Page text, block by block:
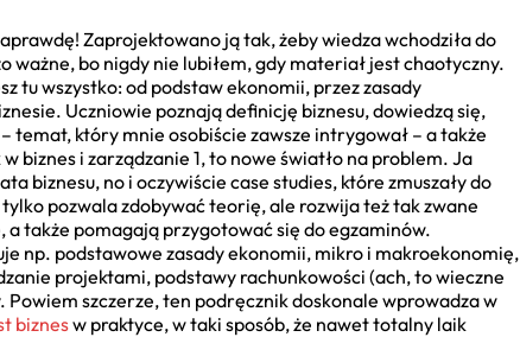
Zaprojektowano ją tak, żeby wiedza wchodziła do
ważne, bo nigdy nie lubiłem, gdy materiał jest chaotyczny.
tu wszystko: od podstaw ekonomii, przez zasady
Uczniowie poznają definicję biznesu, dowiedzą się,
temat, który mnie osobiście zawsze intrygował – a także
biznes i zarządzanie 1, to nowe światło na problem. Ja
biznesu, no i oczywiście case studies, które zmuszały do
pozwala zdobywać teorię, ale rozwija też tak zwane
także pomagają przygotować się do egzaminów.
np. podstawowe zasady ekonomii, mikro i makroekonomię,
projektami, podstawy rachunkowości (ach, to wieczne
szczerze, ten podręcznik doskonale wprowadza w
biznesw praktyce, w taki sposób, że nawet totalny laik